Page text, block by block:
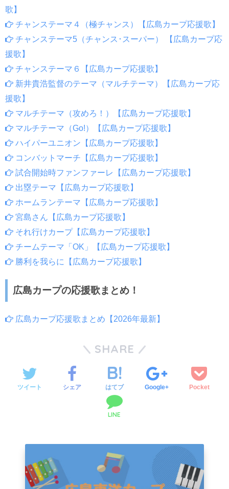
歌】
チャンステーマ４（極チャンス）【広島カープ応援歌】
チャンステーマ5（チャンス･スーパー） 【広島カープ応
援歌】
チャンステーマ６【広島カープ応援歌】
新井貴浩監督のテーマ（マルチテーマ）【広島カープ応
援歌】
マルチテーマ（攻めろ！）【広島カープ応援歌】
マルチテーマ（Go!）【広島カープ応援歌】
ハイパーユニオン【広島カープ応援歌】
コンバットマーチ【広島カープ応援歌】
試合開始時ファンファーレ【広島カープ応援歌】
出塁テーマ【広島カープ応援歌】
ホームランテーマ【広島カープ応援歌】
宮島さん【広島カープ応援歌】
それ行けカープ【広島カープ応援歌】
チームテーマ「OK」【広島カープ応援歌】
勝利を我らに【広島カープ応援歌】
広島カープの応援歌まとめ！
広島カープ応援歌まとめ【2026年最新】
SHARE
ツイート シェア はてブ Google+ Pocket
LINE